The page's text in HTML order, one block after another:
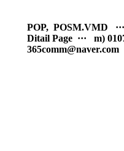
POP, POSM.VMD
Ditail Page ··· m)
365comm@naver.com